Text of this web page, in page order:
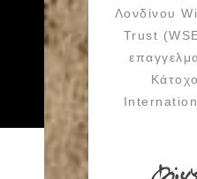
Λονδίνου
Trust